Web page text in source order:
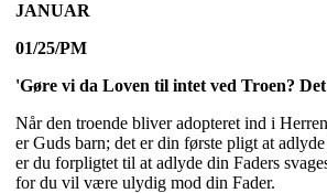
JANUAR
01/25/PM
'Gøre vi da Loven til intet ved Troen?
Når den troende bliver adopteret ind i
er Guds barn; det er din første pligt at
er du forpligtet til at adlyde din Faders
for du vil være ulydig mod din Fader.